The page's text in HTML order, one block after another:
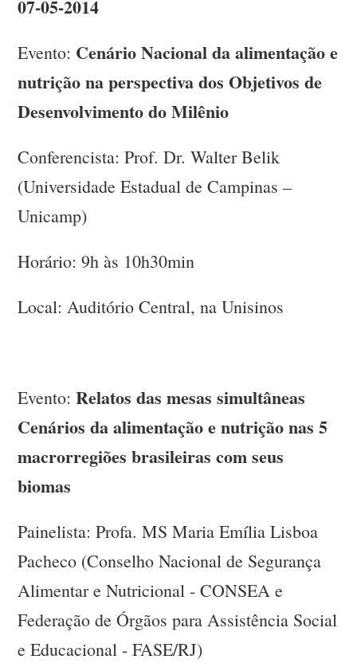
07-05-2014
Evento: Cenário Nacional da alimentação e
nutrição na perspectiva dos Objetivos de
Desenvolvimento do Milênio
Conferencista: Prof. Dr. Walter Belik
(Universidade Estadual de Campinas –
Unicamp)
Horário: 9h às 10h30min
Local: Auditório Central, na Unisinos
Evento:Relatos das mesas simultâneas
Cenários da alimentação e nutrição nas 5
macrorregiões brasileiras com seus
biomas
Painelista: Profa. MS Maria Emília Lisboa
Pacheco (Conselho Nacional de Segurança
Alimentar e Nutricional - CONSEA e
Federação de Órgãos para Assistência Social
e Educacional - FASE/RJ)